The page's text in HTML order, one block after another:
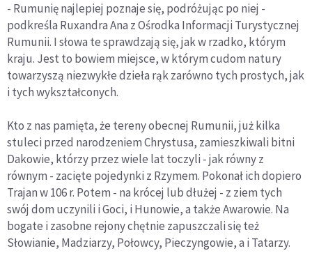
- Rumunię najlepiej poznaje się, podróżując po niej -
podkreśla Ruxandra Ana z Ośrodka Informacji Turystycznej
Rumunii. I słowa te sprawdzają się, jak w rzadko, którym
kraju. Jest to bowiem miejsce, w którym cudom natury
towarzyszą niezwykłe dzieła rąk zarówno tych prostych, jak
i tych wykształconych.
Kto z nas pamięta, że tereny obecnej Rumunii, już kilka
stuleci przed narodzeniem Chrystusa, zamieszkiwali bitni
Dakowie, którzy przez wiele lat toczyli - jak równy z
równym - zacięte pojedynki z Rzymem. Pokonał ich dopiero
Trajan w 106 r. Potem - na krócej lub dłużej - z ziem tych
swój dom uczynili i Goci, i Hunowie, a także Awarowie. Na
bogate i zasobne rejony chętnie zapuszczali się też
Słowianie, Madziarzy, Połowcy, Pieczyngowie, a i Tatarzy.